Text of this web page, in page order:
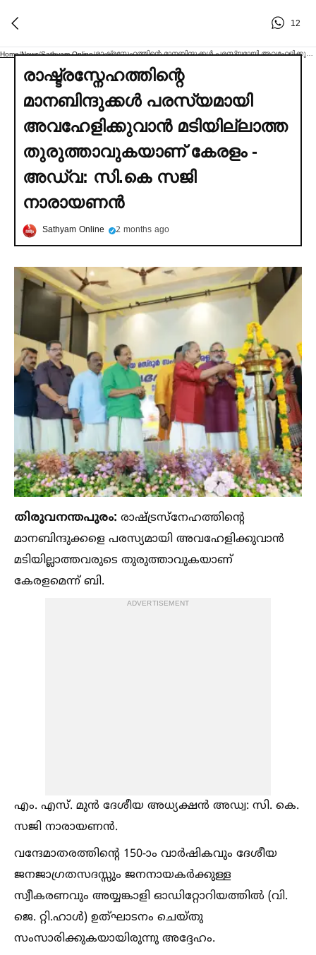
12
Home/News/Sathyam Online/
രാഷ്ട്രസ്നേഹത്തിന്റെ
മാനബിന്ദുക്കള്‍ പരസ്യമായി
അവഹേളിക്കുവാൻ മടിയില്ലാത്ത
തുരുത്താവുകയാണ് കേരളം -
അഡ്വ: സി.കെ സജി
നാരായണൻ
Sathyam Online 2 months ago
തിരുവനന്തപുരം: രാഷ്ട്രസ്നേഹത്തിന്റെ
മാനബിന്ദുക്കളെ പരസ്യമായി അവഹേളിക്കുവാൻ
മടിയില്ലാത്തവരുടെ തുരുത്താവുകയാണ്
കേരളമെന്ന് ബി.
ADVERTISEMENT
എം. എസ്. മുൻ ദേശീയ അധ്യക്ഷൻ അഡ്വ: സി. കെ.
സജി നാരായണൻ.
വന്ദേമാതരത്തിന്റെ 150-ാം വാർഷികവും ദേശീയ
ജനജാഗ്രതസദസ്സും ജനനായകർക്കുള്ള
സ്വീകരണവും അയ്യങ്കാളി ഓഡിറ്റോറിയത്തില്‍ (വി.
ജെ. റ്റി.ഹാള്‍) ഉത്ഘാടനം ചെയ്തു
സംസാരിക്കുകയായിരുന്നു അദ്ദേഹം.